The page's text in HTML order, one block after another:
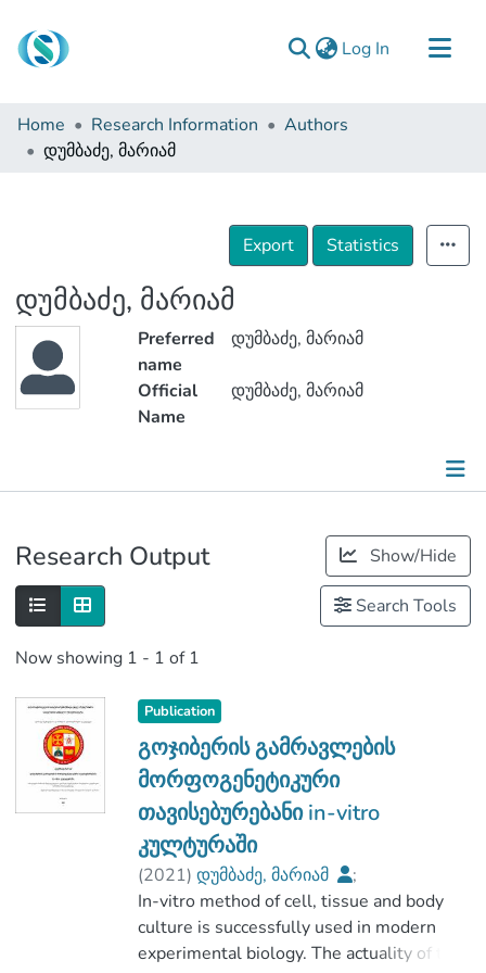
Log In (current)
Communities & Collections
Browse
Home Research Information
Authors
დუმბაძე, მარიამ
Export Statistics
დუმბაძე, მარიამ
Preferred
name
დუმბაძე, მარიამ
Official
Name
დუმბაძე, მარიამ
Research Output Show/Hide
Search Tools
Now showing 1 - 1 of 1
Publication
გოჯიბერის გამრავლების
მორფოგენეტიკური
თავისებურებანი in-vitro
კულტურაში
(2021) დუმბაძე, მარიამ
;
ალასანია, ნარგიზ
;
აგრარულ მეცნიერებათა და ბიზნესის
ადმინისტრირების ფაკულტეტი
In-vitro method of cell, tissue and body
culture is successfully used in modern
experimental biology. The actuality of the